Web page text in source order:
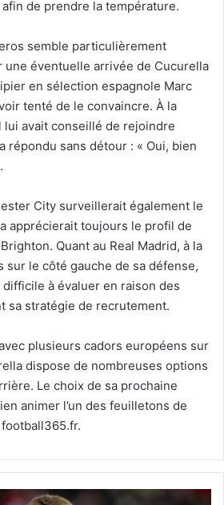
de prendre la température.
semble particulièrement
éventuelle arrivée de Cucurella
en sélection espagnole Marc
tenté de le convaincre. À la
lui avait conseillé de rejoindre
répondu sans détour : « Oui, bien
City surveillerait également le
apprécierait toujours le profil de
Quant au Real Madrid, à la
le côté gauche de sa défense,
à évaluer en raison des
sa stratégie de recrutement.
plusieurs cadors européens sur
dispose de nombreuses options
Le choix de sa prochaine
animer l’un des feuilletons de
football365.fr.